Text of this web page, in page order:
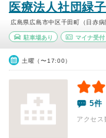
医療法人社団緑
広島県広島市中区千田町（日赤
駐車場あり マイナ受付
土曜（〜17:00）
5件
アクセ